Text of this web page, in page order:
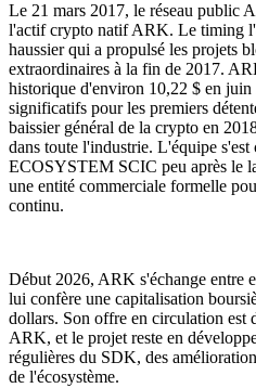
Le 21 mars 2017, le réseau public
l'actif crypto natif ARK. Le timing
haussier qui a propulsé les projets
extraordinaires à la fin de 2017.
historique d'environ 10,22 $ en juin
significatifs pour les premiers
baissier général de la crypto en
dans toute l'industrie. L'équipe
ECOSYSTEM SCIC peu après le
une entité commerciale formelle
continu.
Début 2026, ARK s'échange entre
lui confère une capitalisation
dollars. Son offre en circulation est
ARK, et le projet reste en
régulières du SDK, des
de l'écosystème.